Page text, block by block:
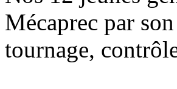
Mécaprec par
tournage,